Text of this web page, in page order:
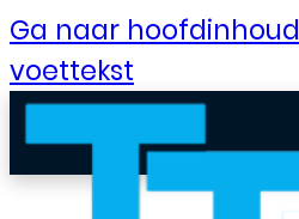
Ga naar hoofdinhoud
voettekst